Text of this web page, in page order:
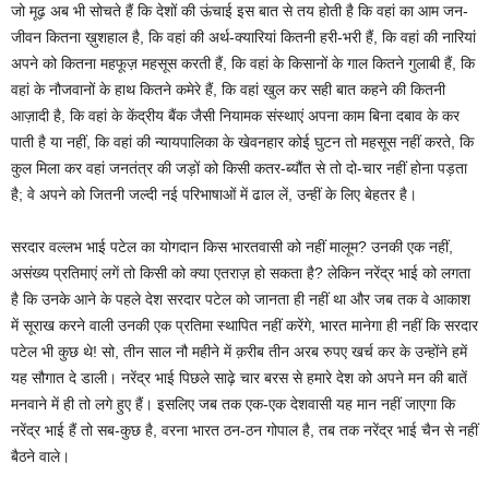
जो मूढ़ अब भी सोचते हैं कि देशों की ऊंचाई इस बात से तय होती है कि वहां का आम जन-
जीवन कितना ख़ुशहाल है, कि वहां की अर्थ-क्यारियां कितनी हरी-भरी हैं, कि वहां की नारियां
अपने को कितना महफूज़ महसूस करती हैं, कि वहां के किसानों के गाल कितने गुलाबी हैं, कि
वहां के नौजवानों के हाथ कितने कमेरे हैं, कि वहां खुल कर सही बात कहने की कितनी
आज़ादी है, कि वहां के केंद्रीय बैंक जैसी नियामक संस्थाएं अपना काम बिना दबाव के कर
पाती है या नहीं, कि वहां की न्यायपालिका के खेवनहार कोई घुटन तो महसूस नहीं करते, कि
कुल मिला कर वहां जनतंत्र की जड़ों को किसी कतर-ब्यौंत से तो दो-चार नहीं होना पड़ता
है; वे अपने को जितनी जल्दी नई परिभाषाओं में ढाल लें, उन्हीं के लिए बेहतर है।
सरदार वल्लभ भाई पटेल का योगदान किस भारतवासी को नहीं मालूम? उनकी एक नहीं,
असंख्य प्रतिमाएं लगें तो किसी को क्या एतराज़ हो सकता है? लेकिन नरेंद्र भाई को लगता
है कि उनके आने के पहले देश सरदार पटेल को जानता ही नहीं था और जब तक वे आकाश
में सूराख करने वाली उनकी एक प्रतिमा स्थापित नहीं करेंगे, भारत मानेगा ही नहीं कि सरदार
पटेल भी कुछ थे! सो, तीन साल नौ महीने में क़रीब तीन अरब रुपए खर्च कर के उन्होंने हमें
यह सौगात दे डाली। नरेंद्र भाई पिछले साढ़े चार बरस से हमारे देश को अपने मन की बातें
मनवाने में ही तो लगे हुए हैं। इसलिए जब तक एक-एक देशवासी यह मान नहीं जाएगा कि
नरेंद्र भाई हैं तो सब-कुछ है, वरना भारत ठन-ठन गोपाल है, तब तक नरेंद्र भाई चैन से नहीं
बैठने वाले।